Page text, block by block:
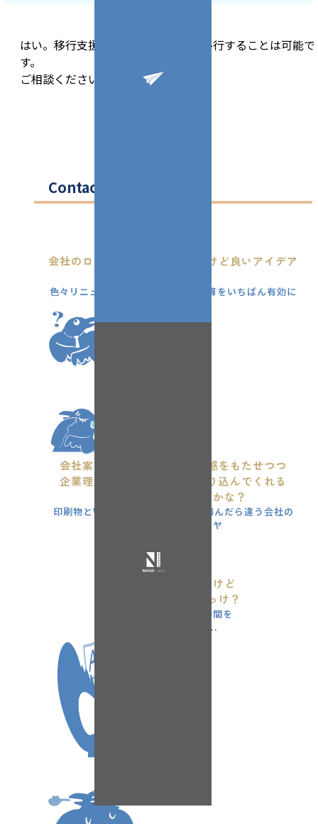
はい。移行支援や新しいドメインに移行することは可能で
す。
ご相談ください。
Contact
会社のロゴも名刺も一新したいけど良いアイデア
色々リニューアルを考えてるけど予算をいちばん有効に
会社案内やWebサイトに統一感をもたせつつ
企業理念をうまくまとめて盛り込んでくれる
いいデザイン会社ないかな？
印刷物とWebサイトを別の会社に頼んだら違う会社の
ものに見えるのもイヤ
チラシと封筒
そろそろ発注したいけど
最新データはどこだっけ？
データ探しに無駄な時間を
費やしてしまった...